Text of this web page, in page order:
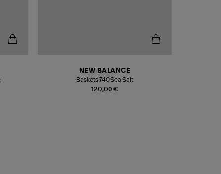
120,00 €
NEW BALANCE
Baskets 740 Sea Salt